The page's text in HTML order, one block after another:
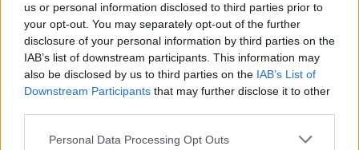
us or personal information disclosed to third parties prior to
your opt-out. You may separately opt-out of the further
disclosure of your personal information by third parties on the
IAB’s list of downstream participants. This information may
also be disclosed by us to third parties on the IAB’s List of
Downstream Participants that may further disclose it to other
Personal Data Processing Opt Outs
ΔΕΙΤΕ ΕΠΙΣΗΣ
Η παράξενη ελευθερία: Σε αυτή